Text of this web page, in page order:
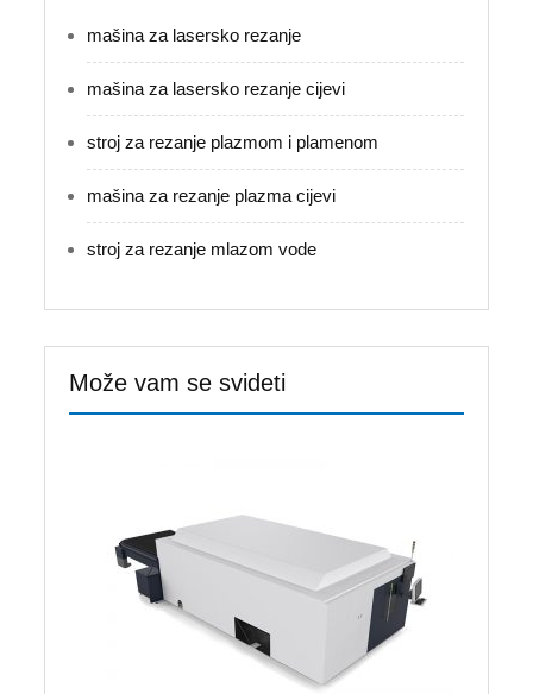
mašina za lasersko rezanje
mašina za lasersko rezanje cijevi
stroj za rezanje plazmom i plamenom
mašina za rezanje plazma cijevi
stroj za rezanje mlazom vode
Može vam se svideti